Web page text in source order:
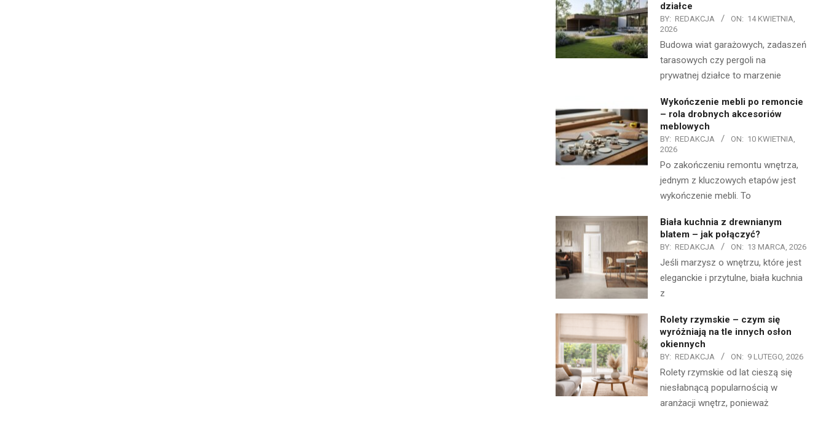
działce
BY: REDAKCJA ON: 14 KWIETNIA,
2026
Budowa wiat garażowych, zadaszeń
tarasowych czy pergoli na
prywatnej działce to marzenie
Wykończenie mebli po remoncie
– rola drobnych akcesoriów
meblowych
BY: REDAKCJA ON: 10 KWIETNIA,
2026
Po zakończeniu remontu wnętrza,
jednym z kluczowych etapów jest
wykończenie mebli. To
Biała kuchnia z drewnianym
blatem – jak połączyć?
BY: REDAKCJA ON: 13 MARCA, 2026
Jeśli marzysz o wnętrzu, które jest
eleganckie i przytulne, biała kuchnia
z
Rolety rzymskie – czym się
wyróżniają na tle innych osłon
okiennych
BY: REDAKCJA ON: 9 LUTEGO, 2026
Rolety rzymskie od lat cieszą się
niesłabnącą popularnością w
aranżacji wnętrz, ponieważ